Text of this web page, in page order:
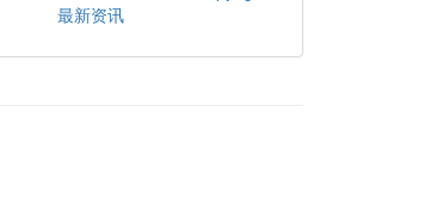
最新资讯